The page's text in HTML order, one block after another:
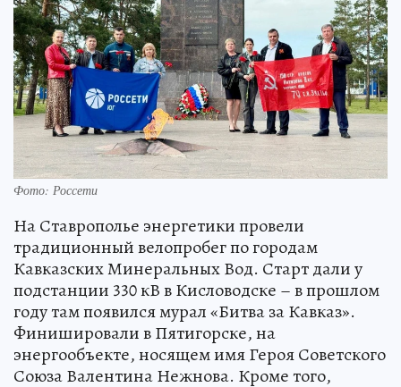
Фото: Россети
На Ставрополье энергетики провели
традиционный велопробег по городам
Кавказских Минеральных Вод. Старт дали у
подстанции 330 кВ в Кисловодске – в прошлом
году там появился мурал «Битва за Кавказ».
Финишировали в Пятигорске, на
энергообъекте, носящем имя Героя Советского
Союза Валентина Нежнова. Кроме того,